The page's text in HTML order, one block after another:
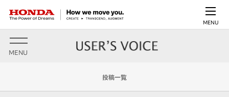
MENU
MENU
投稿一覧